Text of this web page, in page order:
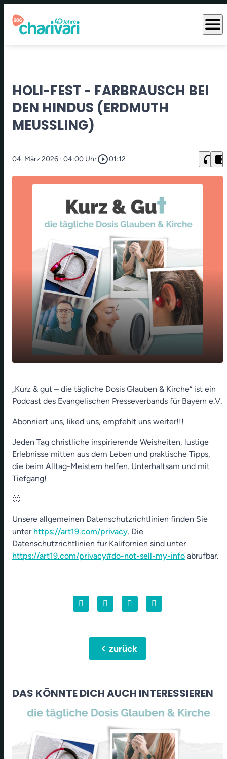
menu
HOLI-FEST - FARBRAUSCH BEI
DEN HINDUS (ERDMUTH
MEUSSLING)
04. März 2026 · 04:00 Uhrplay_circle_outline01:12 headphones chrome_reader_mode
play_arrow (Erdmuth Meussling)
00:00 01:12
„Kurz & gut – die tägliche Dosis Glauben & Kirche“ ist ein
Podcast des Evangelischen Presseverbands für Bayern e.V.
Abonniert uns, liked uns, empfehlt uns weiter!!!
Jeden Tag christliche inspirierende Weisheiten, lustige
Erlebnisse mitten aus dem Leben und praktische Tipps,
die beim Alltag-Meistern helfen. Unterhaltsam und mit
Tiefgang!
🙂
Unsere allgemeinen Datenschutzrichtlinien finden Sie
unter https://art19.com/privacy. Die
Datenschutzrichtlinien für Kalifornien sind unter
https://art19.com/privacy#do-not-sell-my-info abrufbar.
chevron_leftzurück
DAS KÖNNTE DICH AUCH INTERESSIEREN